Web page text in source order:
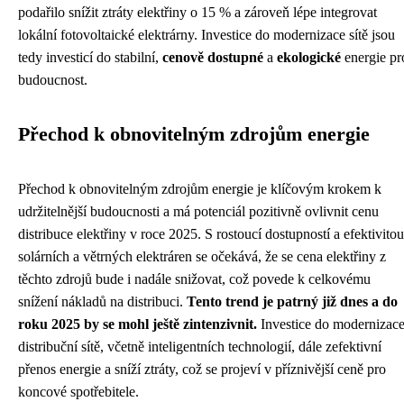
podařilo snížit ztráty elektřiny o 15 % a zároveň lépe integrovat
lokální fotovoltaické elektrárny. Investice do modernizace sítě jsou
tedy investicí do stabilní, cenově dostupné a ekologické energie
budoucnost.
Přechod k obnovitelným zdrojům energie
Přechod k obnovitelným zdrojům energie je klíčovým krokem k
udržitelnější budoucnosti a má potenciál pozitivně ovlivnit cenu
distribuce elektřiny v roce 2025. S rostoucí dostupností a efektivitou
solárních a větrných elektráren se očekává, že se cena elektřiny z
těchto zdrojů bude i nadále snižovat, což povede k celkovému
snížení nákladů na distribuci. Tento trend je patrný již dnes a do
roku 2025 by se mohl ještě zintenzivnit. Investice do modernizace
distribuční sítě, včetně inteligentních technologií, dále zefektivní
přenos energie a sníží ztráty, což se projeví v příznivější ceně pro
koncové spotřebitele.